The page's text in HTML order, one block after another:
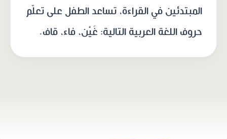
المبتدئين في القراءة، تساعد الطفل على تعلّم
حروف اللغة العربية التالية: غَيْن، فاء، قاف.